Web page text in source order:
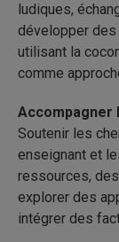
ludiques,
développer des
utilisant la
comme
Accompagner
Soutenir les
enseignant et
ressources,
explorer des
intégrer des